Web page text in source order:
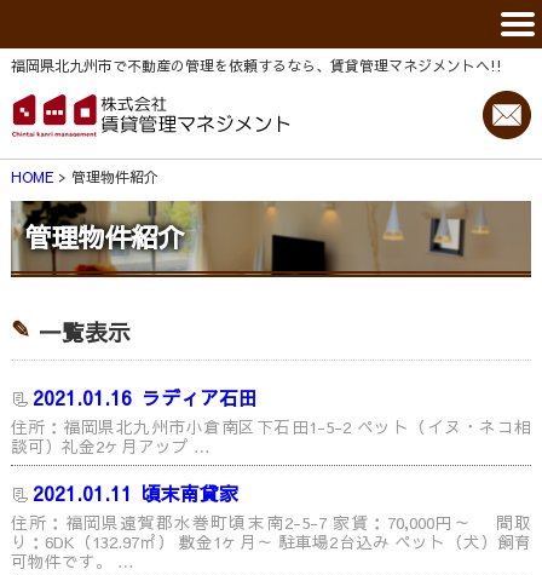
福岡県北九州市で不動産の管理を依頼するなら、賃貸管理マネジメントヘ!!
HOME 管理物件紹介
管理物件紹介
一覧表示
2021.01.16 ラディア石田
住所：福岡県北九州市小倉南区下石田1-5-2 ペット（イヌ・ネコ相
談可）礼金2ヶ月アップ …
2021.01.11 頃末南貸家
住所：福岡県遠賀郡水巻町頃末南2-5-7 家賃：70,000円～ 間取
り：6DK（132.97㎡） 敷金1ヶ月～ 駐車場2台込み ペット（犬）飼育
可物件です。 …